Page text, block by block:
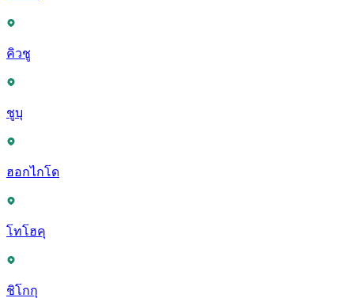
คิวชู
ชูบุ
ฮอกไกโด
โทโฮคุ
ชิโกกุ